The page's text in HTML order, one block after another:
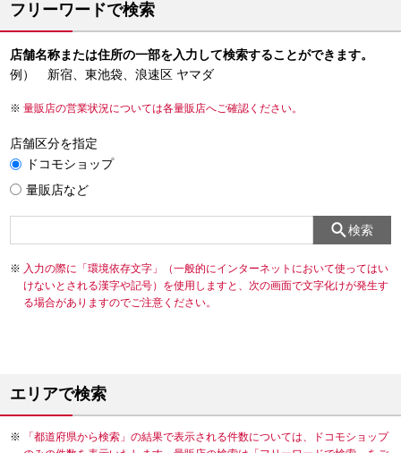
フリーワードで検索
店舗名称または住所の一部を入力して検索することができます。
例） 新宿、東池袋、浪速区 ヤマダ
量販店の営業状況については各量販店へご確認ください。
店舗区分を指定
ドコモショップ
量販店など
検索
入力の際に「環境依存文字」（一般的にインターネットにおいて使ってはい
けないとされる漢字や記号）を使用しますと、次の画面で文字化けが発生す
る場合がありますのでご注意ください。
エリアで検索
「都道府県から検索」の結果で表示される件数については、ドコモショップ